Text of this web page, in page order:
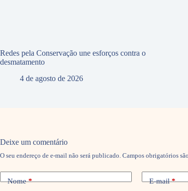
Redes pela Conservação une esforços contra o
desmatamento
4 de agosto de 2026
Deixe um comentário
O seu endereço de e-mail não será publicado. Campos obrigatórios
Nome* E-mail*